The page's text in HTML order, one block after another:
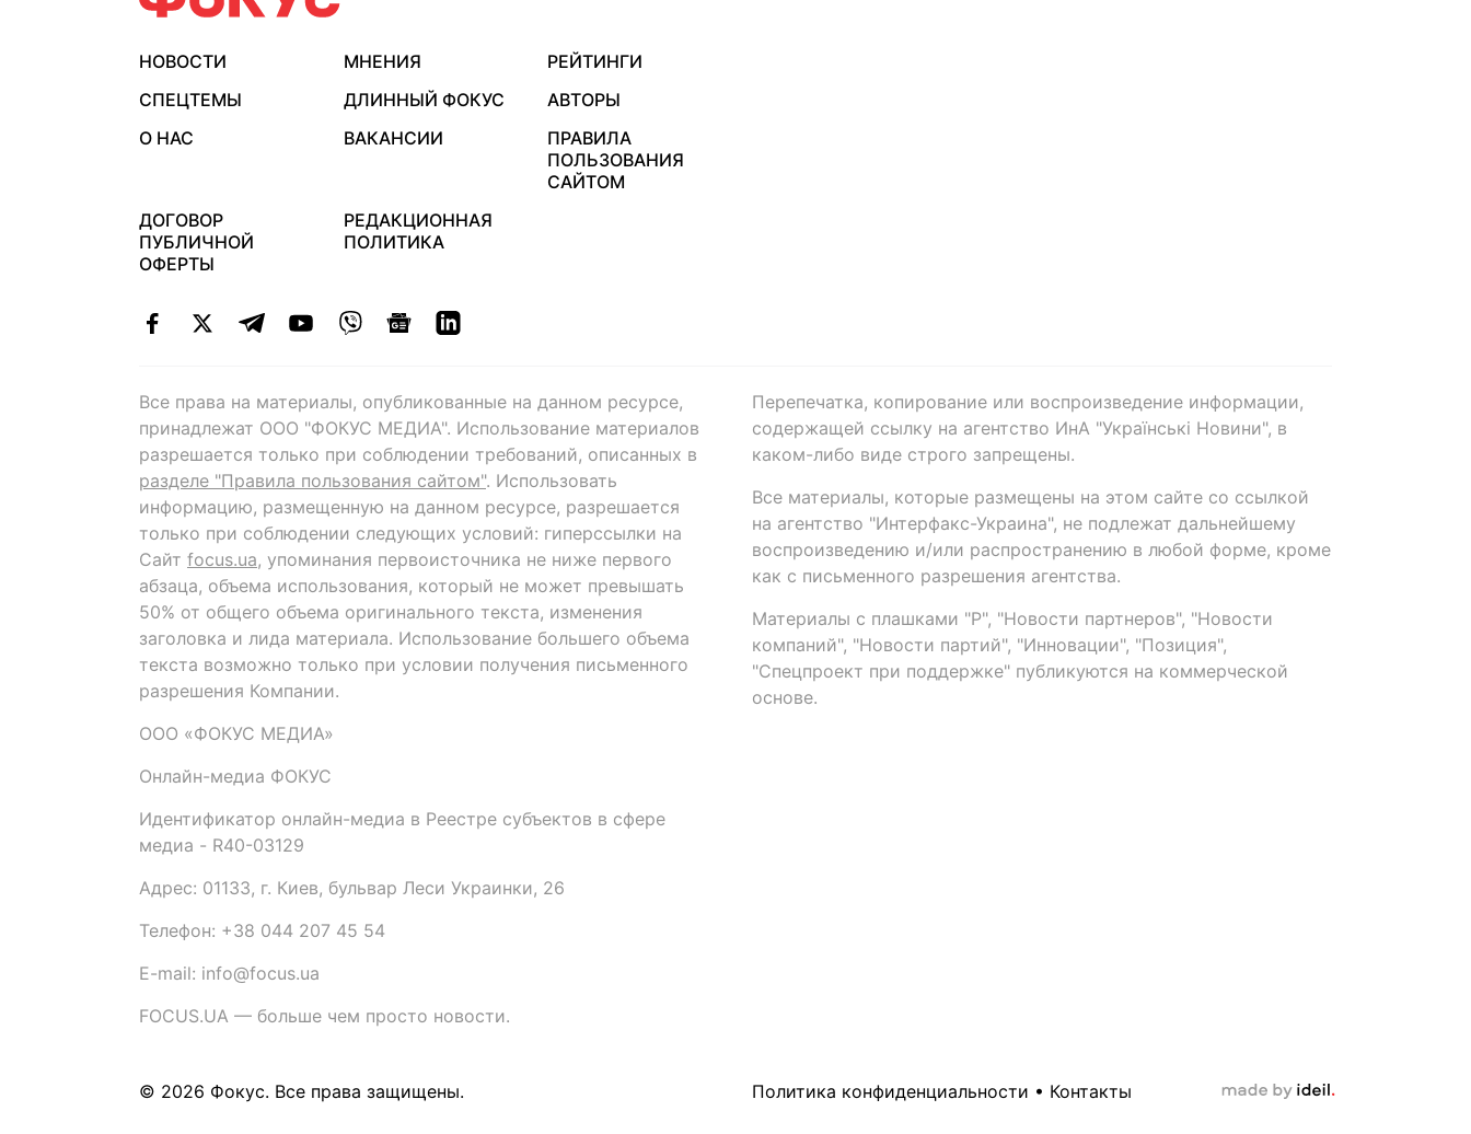
НОВОСТИ МНЕНИЯ
РЕЙТИНГИ
СПЕЦТЕМЫ
ДЛИННЫЙ ФОКУС
АВТОРЫ
О НАС
ВАКАНСИИ
ПРАВИЛА
ПОЛЬЗОВАНИЯ
САЙТОМ
ДОГОВОР
ПУБЛИЧНОЙ
ОФЕРТЫ
РЕДАКЦИОННАЯ
ПОЛИТИКА
Все права на материалы, опубликованные на данном ресурсе,
принадлежат ООО "ФОКУС МЕДИА". Использование материалов
разрешается только при соблюдении требований, описанных в
разделе "Правила пользования сайтом". Использовать
информацию, размещенную на данном ресурсе, разрешается
только при соблюдении следующих условий: гиперссылки на
Сайт focus.ua, упоминания первоисточника не ниже первого
абзаца, объема использования, который не может превышать
50% от общего объема оригинального текста, изменения
заголовка и лида материала. Использование большего объема
текста возможно только при условии получения письменного
разрешения Компании.
ООО «ФОКУС МЕДИА»
Онлайн-медиа ФОКУС
Идентификатор онлайн-медиа в Реестре субъектов в сфере
медиа - R40-03129
Адрес: 01133, г. Киев, бульвар Леси Украинки, 26
Телефон: +38 044 207 45 54
E-mail: info@focus.ua
FOCUS.UA — больше чем просто новости.
Перепечатка, копирование или воспроизведение информации,
содержащей ссылку на агентство ИнА "Українські Новини", в
каком-либо виде строго запрещены.
Все материалы, которые размещены на этом сайте со ссылкой
на агентство "Интерфакс-Украина", не подлежат дальнейшему
воспроизведению и/или распространению в любой форме, кроме
как с письменного разрешения агентства.
Материалы с плашками "Р", "Новости партнеров", "Новости
компаний", "Новости партий", "Инновации", "Позиция",
"Спецпроект при поддержке" публикуются на коммерческой
основе.
© 2026 Фокус. Все права защищены. Политика конфиденциальности • Контакты